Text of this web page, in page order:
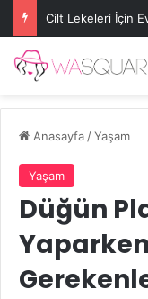
Cilt Lekeleri İçin
Anasayfa/Yaşam
Yaşam
Düğün